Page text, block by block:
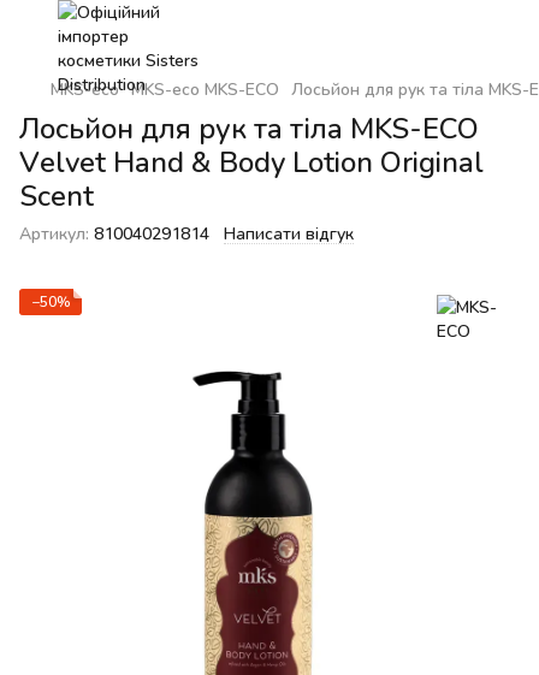
MKS-eco MKS-eco MKS-ECO Лосьйон для рук та тіла
Лосьйон для рук та тіла MKS-ECO
Velvet Hand & Body Lotion Original
Scent
Артикул: 810040291814 Написати відгук
−50%